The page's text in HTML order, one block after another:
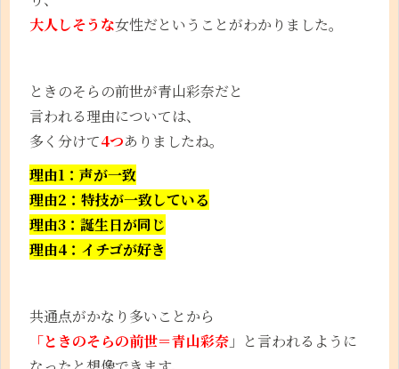
大人しそうな女性だということがわかりました。
ときのそらの前世が青山彩奈だと
言われる理由については、
多く分けて4つありましたね。
理由1：声が一致
理由2：特技が一致している
理由3：誕生日が同じ
理由4：イチゴが好き
共通点がかなり多いことから
「ときのそらの前世＝青山彩奈 」と言われるように